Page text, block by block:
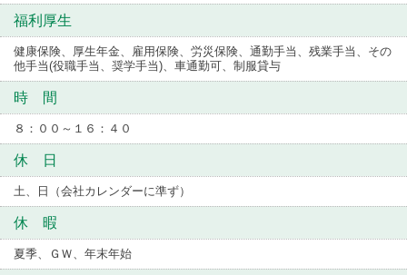
福利厚生
健康保険、厚生年金、雇用保険、労災保険、通勤手当、残業手当、その
他手当(役職手当、奨学手当)、車通勤可、制服貸与
時 間
８：００～１６：４０
休 日
土、日（会社カレンダーに準ず）
休 暇
夏季、ＧＷ、年末年始